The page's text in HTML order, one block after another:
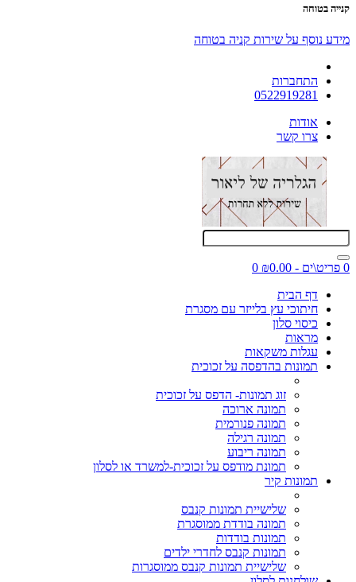
קנייה בטוחה
מידע נוסף על שירות קניה בטוחה
התחברות
0522919281
אודות
צרו קשר
0 פריט\ים - ₪0.00
0
דף הבית
חיתוכי עץ בלייזר עם מסגרת
כיסוי סלון
מראות
עגלות משקאות
תמונות בהדפסה על זכוכית
זוג תמונות- הדפס על זכוכית
תמונה ארוכה
תמונה פנורמית
תמונה רגילה
תמונה ריבוע
תמונת מודפס על זכוכית-למשרד או לסלון
תמונות קיר
שלישיית תמונות קנבס
תמונה בודדת ממוסגרת
תמונות בודדות
תמונות קנבס לחדרי ילדים
שלישיית תמונות קנבס ממוסגרות